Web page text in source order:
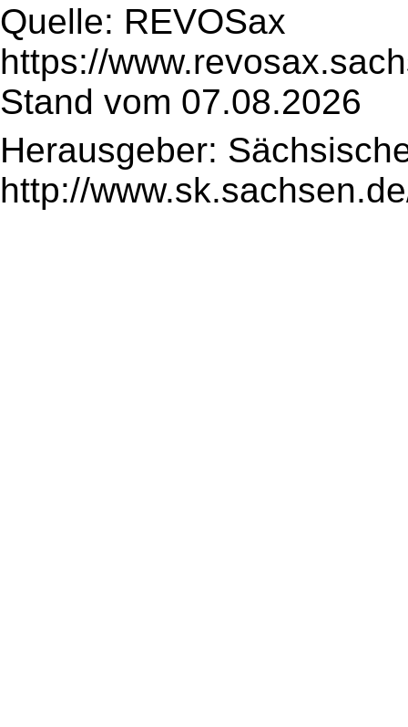
Quelle: REVOSax
https://
Stand vom 07.08.2026
Herausgeber:
http://